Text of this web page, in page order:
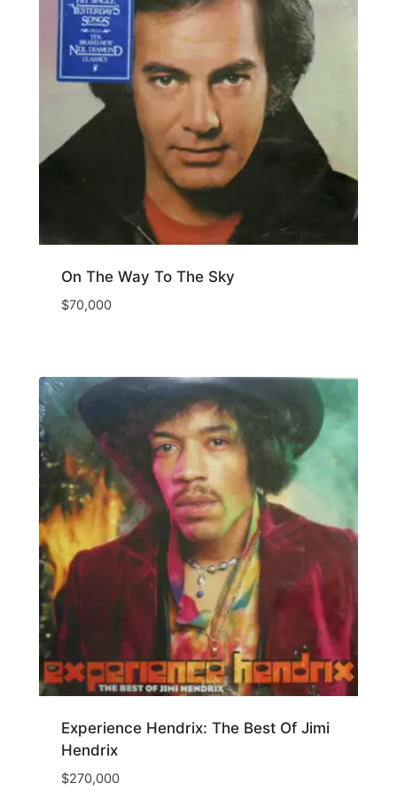
On The Way To The Sky
$70,000
Experience Hendrix: The Best Of Jimi
Hendrix
$270,000